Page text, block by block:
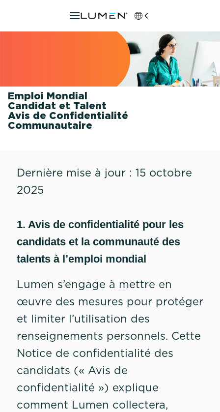
Emploi Mondial
Candidat et Talent
Avis de Confidentialité
Communautaire
Dernière mise à jour : 15 octobre
2025
1. Avis de confidentialité pour les
candidats et la communauté des
talents à l’emploi mondial
Lumen s’engage à mettre en
œuvre des mesures pour protéger
et limiter l’utilisation des
renseignements personnels. Cette
Notice de confidentialité des
candidats (« Avis de
confidentialité ») explique
comment Lumen collectera,